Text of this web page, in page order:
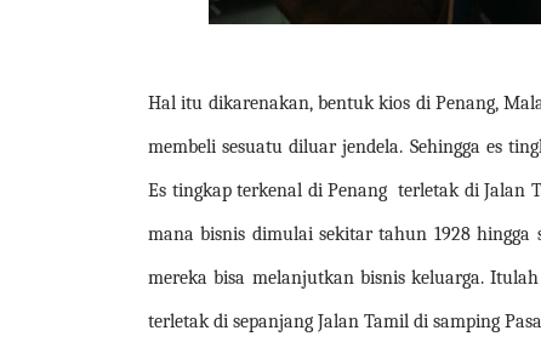
Hal itu dikarenakan, bentuk kios di Penang,
membeli sesuatu diluar jendela. Sehingga es
Es tingkap terkenal di Penang terletak di Jalan
mana bisnis dimulai sekitar tahun 1928 hingga
mereka bisa melanjutkan bisnis keluarga.
terletak di sepanjang Jalan Tamil di samping